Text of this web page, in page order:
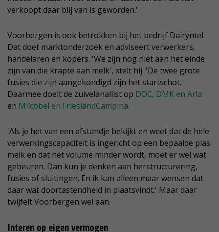
verkoopt daar blij van is geworden.'
Voorbergen is ook betrokken bij het bedrijf Dairyntel.
Dat doet marktonderzoek en adviseert verwerkers,
handelaren en kopers. 'We zijn nog niet aan het einde
zijn van die krapte aan melk', stelt hij. 'De twee grote
fusies die zijn aangekondigd zijn het startschot.'
Daarmee doelt de zuivelanallist op DOC, DMK en Arla
en Milcobel en FrieslandCampina.
'Als je het van een afstandje bekijkt en weet dat de hele
verwerkingscapaciteit is ingericht op een bepaalde plas
melk en dat het volume minder wordt, moet er wel wat
gebeuren. Dan kun je denken aan herstructurering,
fusies of sluitingen. En ik kan alleen maar wensen dat
daar wat doortastendheid in plaatsvindt.' Maar daar
twijfelt Voorbergen wel aan.
Interen op eigen vermogen